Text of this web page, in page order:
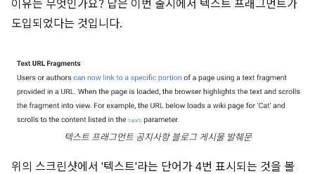
이유는 무엇인가요? 답은 이번 출시에서 텍스트 프래그먼트가
도입되었다는 것입니다.
텍스트 프래그먼트 공지사항 블로그 게시물 발췌문
위의 스크린샷에서 '텍스트'라는 단어가 4번 표시되는 것을 볼